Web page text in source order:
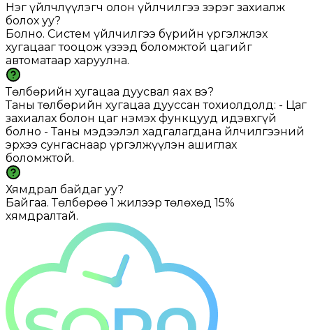
Нэг үйлчлүүлэгч олон үйлчилгээ зэрэг захиалж
болох уу?
Болно. Систем үйлчилгээ бүрийн үргэлжлэх
хугацааг тооцож үзээд боломжтой цагийг
автоматаар харуулна.
Төлбөрийн хугацаа дуусвал яах вэ?
Таны төлбөрийн хугацаа дууссан тохиолдолд: - Цаг
захиалах болон цаг нэмэх функцууд идэвхгүй
болно - Таны мэдээлэл хадгалагдана Үйлчилгээний
эрхээ сунгаснаар үргэлжүүлэн ашиглах
боломжтой.
Хямдрал байдаг уу?
Байгаа. Төлбөрөө 1 жилээр төлөхөд 15%
хямдралтай.